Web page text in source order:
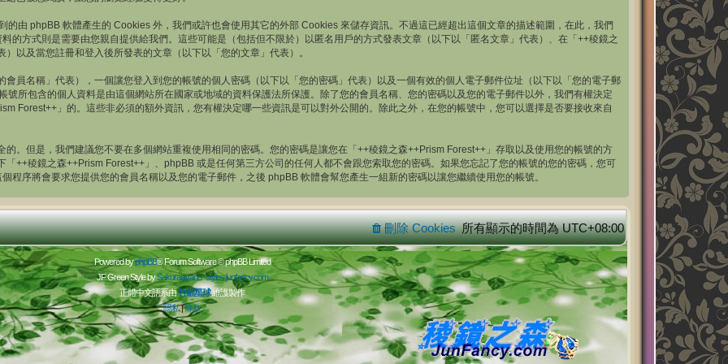
的由 phpBB 軟體產生的 Cookies 外，我們或許也會使用其它的外部 Cookies 來儲存資訊。不過這已經超出這個文章的描述範圍，在此，我們
的方式則是需要由您親自提供給我們。這些可能是（包括但不限於）以匿名用戶的方式發表文章（以下以「匿名文章」代表）、在「++稜鏡之
以及當您註冊和登入後所發表的文章（以下以「您的文章」代表）。
員名稱」代表），一個讓您登入到您的帳號的個人密碼（以下以「您的密碼」代表）以及一個有效的個人電子郵件位址（以下以「您的電子郵
所包含的個人資料是由這個網站所在國家或地域的資料保護法所保護。除了您的會員名稱、您的密碼以及您的電子郵件以外，我們有權決定
Forest++」的。這些非必須的額外資訊，您有權決定哪一些資訊是可以對外公開的。除此之外，在您的帳號中，您可以選擇是否要接收來自
。但是，我們建議您不要在多個網站重複使用相同的密碼。您的密碼是讓您在「++稜鏡之森++Prism Forest++」存取以及使用您的帳號的方
++稜鏡之森++Prism Forest++」、phpBB 或是任何第三方公司的任何人都不會跟您索取您的密碼。如果您忘記了您的帳號的您的密碼，您可
程序將會要求您提供您的會員名稱以及您的電子郵件，之後 phpBB 軟體會幫您產生一組新的密碼以讓您繼續使用您的帳號。
所有顯示的時間為UTC+08:00
刪除 Cookies
Powered byphpBB® Forum Software © phpBB Limited
JF Green Style bySakuraiayano -styles.junfancy.com
正體中文語系由竹貓星球維護製作
隱私|條款